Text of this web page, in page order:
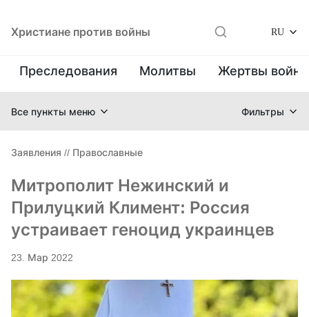
Христиане против войны RU
Преследования Молитвы Жертвы
Все пункты меню Фильтры
Заявления // Православные
Митрополит Нежинский и
Прилуцкий Климент: Россия
устраивает геноцид украинцев
23. Мар 2022